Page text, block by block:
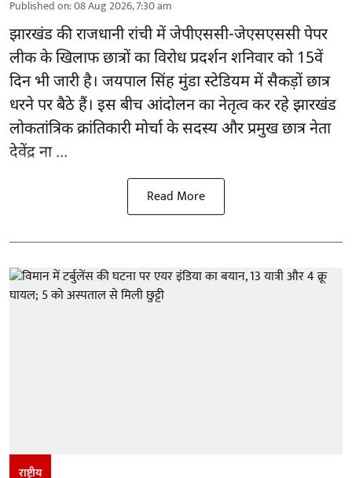
Published on:08 Aug 2026, 7:30 am
झारखंड की राजधानी रांची मेंजेपीएससी-जेएसएससी पेपर
लीकके खिलाफ छात्रों का विरोध प्रदर्शन शनिवार को 15वें
दिन भी जारी है। जयपाल सिंह मुंडा स्टेडियम में सैकड़ों छात्र
धरने पर बैठे हैं। इस बीच आंदोलन का नेतृत्व कर रहे झारखंड
लोकतांत्रिक क्रांतिकारी मोर्चा के सदस्य और प्रमुख छात्र नेता
देवेंद्र ना ...
Read More
राष्ट्रीय